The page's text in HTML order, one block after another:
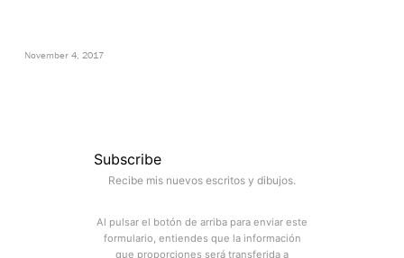
November 4, 2017
Subscribe
Recibe mis nuevos escritos y dibujos.
Al pulsar el botón de arriba para enviar este
formulario, entiendes que la información
que proporciones será transferida a